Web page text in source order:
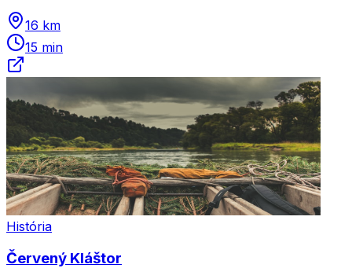
16 km
15 min
História
Červený Kláštor